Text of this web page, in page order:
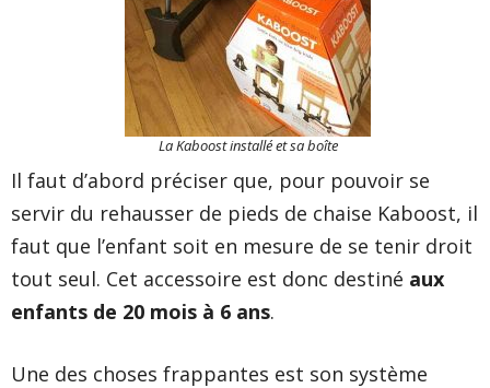
La Kaboost installé et sa boîte
Il faut d’abord préciser que, pour pouvoir se
servir du rehausser de pieds de chaise Kaboost, il
faut que l’enfant soit en mesure de se tenir droit
tout seul. Cet accessoire est donc destiné aux
enfants de 20 mois à 6 ans.
Une des choses frappantes est son système